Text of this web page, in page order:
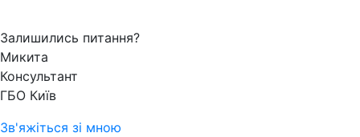
Залишились питання?
Микита
Консультант
ГБО Київ
Зв'яжіться зі мною